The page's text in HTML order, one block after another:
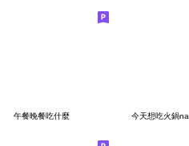
午餐晚餐吃什麼 今天想吃火鍋na